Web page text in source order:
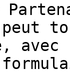
peut